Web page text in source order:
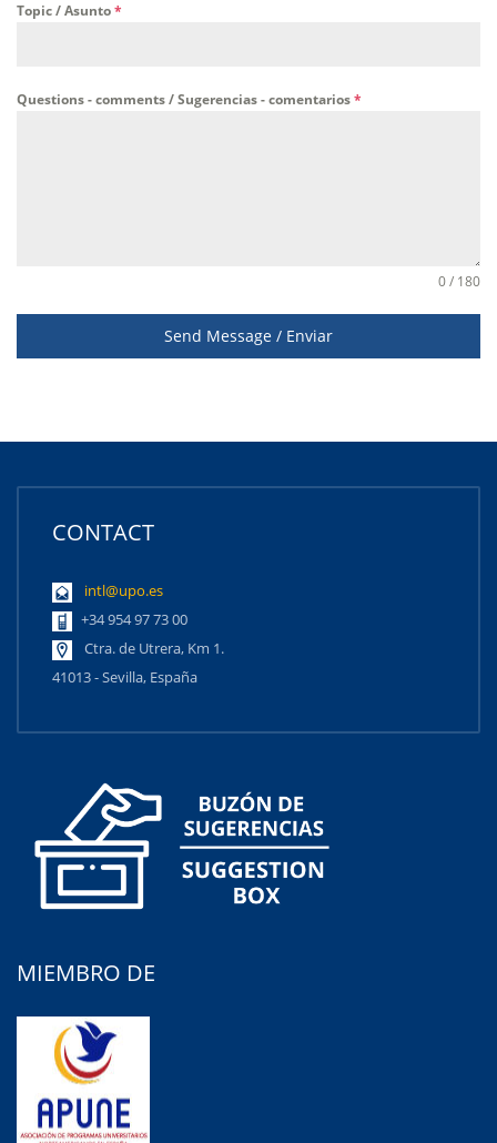
Topic / Asunto*
Questions - comments / Sugerencias - comentarios*
0 / 180
Send Message / Enviar
CONTACT
intl@upo.es
+34 954 97 73 00
Ctra. de Utrera, Km 1.
41013 - Sevilla, España
MIEMBRO DE